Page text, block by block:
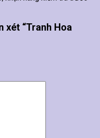
xét “Tranh Hoa